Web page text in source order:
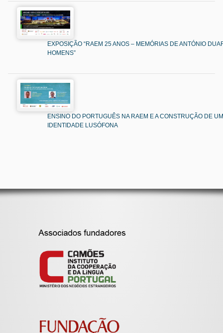
EXPOSIÇÃO “RAEM 25 ANOS – MEMÓRIAS DE ANTÓNIO
HOMENS”
ENSINO DO PORTUGUÊS NA RAEM E A CONSTRUÇÃO DE
IDENTIDADE LUSÓFONA